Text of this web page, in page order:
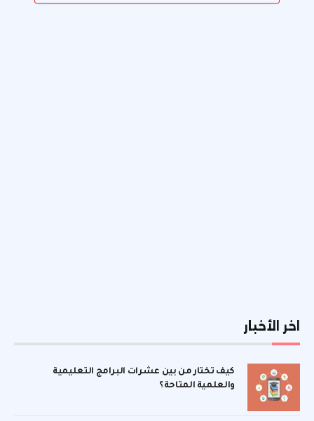
اخر الأخبار
كيف تختار من بين عشرات البرامج التعليمية
والعلمية المتاحة؟